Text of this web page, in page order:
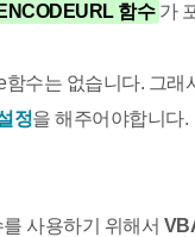
ENCODEURL 함수 가
수는 없습니다. 그래
정을 해주어야합니다.
사용하기 위해서